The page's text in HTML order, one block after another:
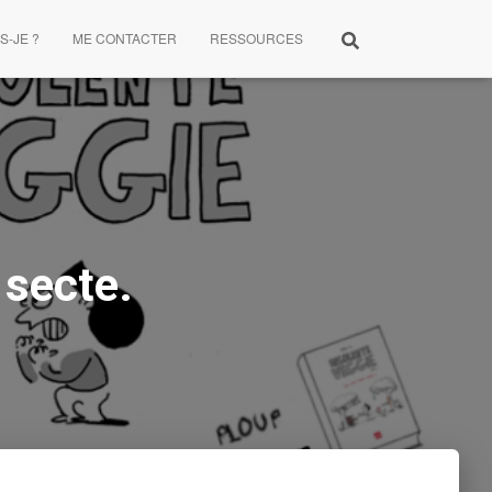
JE ? ME CONTACTER RESSOURCES